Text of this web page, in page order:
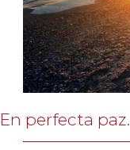
En perfecta paz.